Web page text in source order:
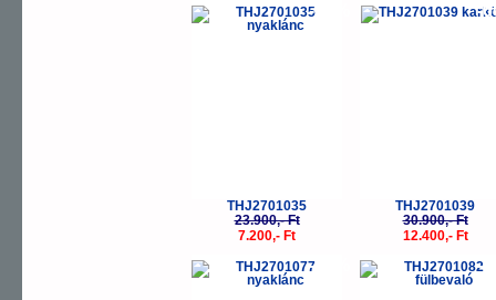
-70%
THJ2701035
23.900,- Ft
7.200,- Ft
-
THJ2701039
30.900,- Ft
12.400,- Ft
-60% -